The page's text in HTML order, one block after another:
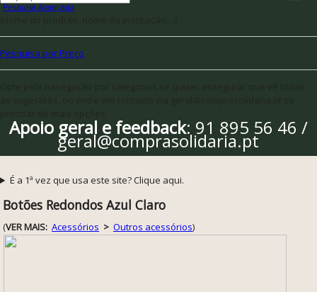
Pesquisa Avançada
Pesquisa por Preço
Apoio geral e feedback: 91 895 56 46 /
geral@comprasolidaria.pt
É a 1ª vez que usa este site? Clique aqui.
Botões Redondos Azul Claro
(VER MAIS: Acessórios > Outros acessórios)